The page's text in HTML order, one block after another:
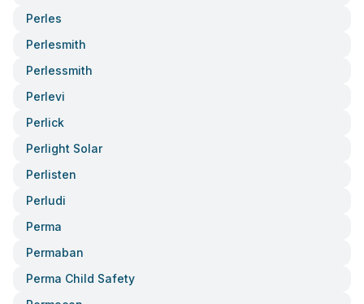
Perles
Perlesmith
Perlessmith
Perlevi
Perlick
Perlight Solar
Perlisten
Perludi
Perma
Permaban
Perma Child Safety